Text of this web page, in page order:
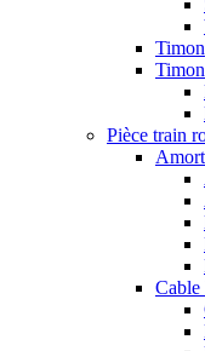
Timon
Pièce train
Cable